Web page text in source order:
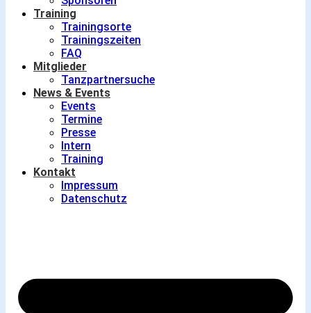
Training
Trainingsorte
Trainingszeiten
FAQ
Mitglieder
Tanzpartnersuche
News & Events
Events
Termine
Presse
Intern
Training
Kontakt
Impressum
Datenschutz